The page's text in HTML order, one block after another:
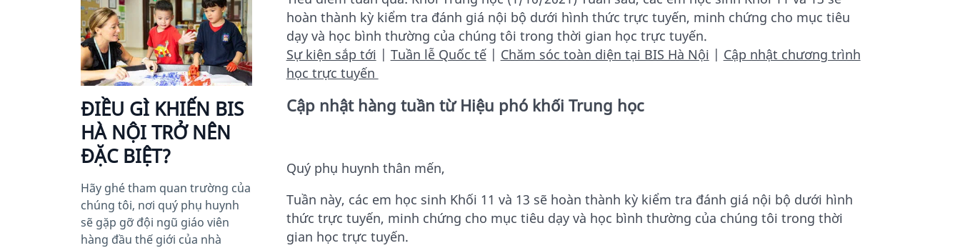
ĐIỀU GÌ KHIẾN BIS
HÀ NỘI TRỞ NÊN
ĐẶC BIỆT?
Hãy ghé tham quan trường của
chúng tôi, nơi quý phụ huynh
sẽ gặp gỡ đội ngũ giáo viên
hàng đầu thế giới của nhà
hoàn thành kỳ kiểm tra đánh giá nội bộ dưới hình thức trực tuyến, minh chứng cho mục tiêu
dạy và học bình thường của chúng tôi trong thời gian học trực tuyến.
Sự kiện sắp tới | Tuần lễ Quốc tế| Chăm sóc toàn diện tại BIS Hà Nội | Cập nhật chương trình
học trực tuyến
Cập nhật hàng tuần từ Hiệu phó khối Trung học
Quý phụ huynh thân mến,
Tuần này, các em học sinh Khối 11 và 13 sẽ hoàn thành kỳ kiểm tra đánh giá nội bộ dưới hình
thức trực tuyến, minh chứng cho mục tiêu dạy và học bình thường của chúng tôi trong thời
gian học trực tuyến.